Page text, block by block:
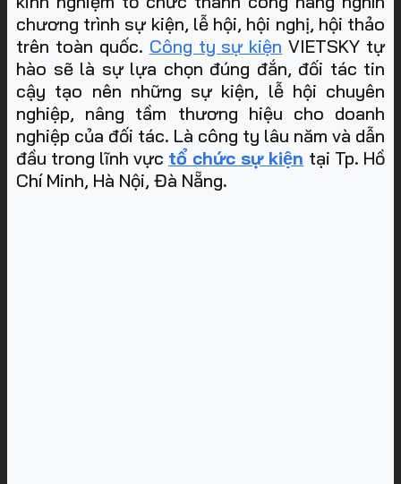
chương trình sự kiện, lễ hội, hội nghị, hội thảo
trên toàn quốc. Công ty sự kiện VIETSKY tự
hào sẽ là sự lựa chọn đúng đắn, đối tác tin
cậy tạo nên những sự kiện, lễ hội chuyên
nghiệp, nâng tầm thương hiệu cho doanh
nghiệp của đối tác. Là công ty lâu năm và dẫn
đầu trong lĩnh vực tổ chức sự kiện tại Tp. Hồ
Chí Minh, Hà Nội, Đà Nẵng.